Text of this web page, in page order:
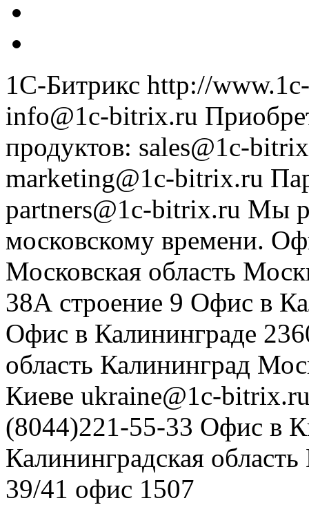
1С-Битрикс http://
info@1c-bitrix.ru
продуктов: sales@1c-
marketing@1c-bitrix.ru
partners@1c-bitrix.ru Мы
московскому времени.
Московская область
38А строение 9 Офис в
Офис в Калининграде
область Калининград
Киеве ukraine@1c-
(8044)221-55-33 Офис в
Калининградская область
39/41 офис 1507